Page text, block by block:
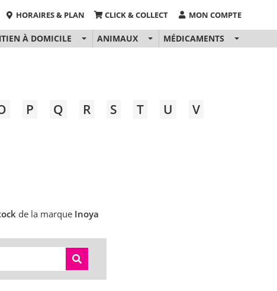
HORAIRES & PLAN CLICK & COLLECT MON COMPTE
À DOMICILE ANIMAUX MÉDICAMENTS
P Q R S T U
V
de la marque Inoya